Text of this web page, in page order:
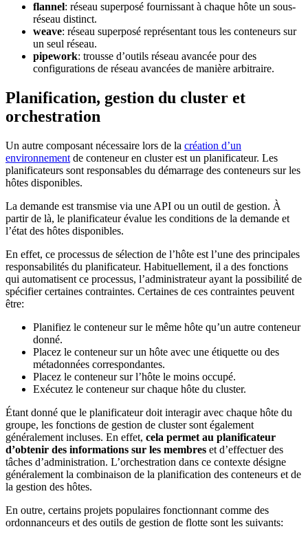
flannel: réseau superposé fournissant à chaque hôte un sous-
réseau distinct.
weave: réseau superposé représentant tous les conteneurs sur
un seul réseau.
pipework: trousse d’outils réseau avancée pour des
configurations de réseau avancées de manière arbitraire.
Planification, gestion du cluster et
orchestration
Un autre composant nécessaire lors de la création d’un
environnement de conteneur en cluster est un planificateur. Les
planificateurs sont responsables du démarrage des conteneurs sur les
hôtes disponibles.
La demande est transmise via une API ou un outil de gestion. À
partir de là, le planificateur évalue les conditions de la demande et
l’état des hôtes disponibles.
En effet, ce processus de sélection de l’hôte est l’une des principales
responsabilités du planificateur. Habituellement, il a des fonctions
qui automatisent ce processus, l’administrateur ayant la possibilité de
spécifier certaines contraintes. Certaines de ces contraintes peuvent
être:
Planifiez le conteneur sur le même hôte qu’un autre conteneur
donné.
Placez le conteneur sur un hôte avec une étiquette ou des
métadonnées correspondantes.
Placez le conteneur sur l’hôte le moins occupé.
Exécutez le conteneur sur chaque hôte du cluster.
Étant donné que le planificateur doit interagir avec chaque hôte du
groupe, les fonctions de gestion de cluster sont également
généralement incluses. En effet, cela permet au planificateur
d’obtenir des informations sur les membres et d’effectuer des
tâches d’administration. L’orchestration dans ce contexte désigne
généralement la combinaison de la planification des conteneurs et de
la gestion des hôtes.
En outre, certains projets populaires fonctionnant comme des
ordonnanceurs et des outils de gestion de flotte sont les suivants: